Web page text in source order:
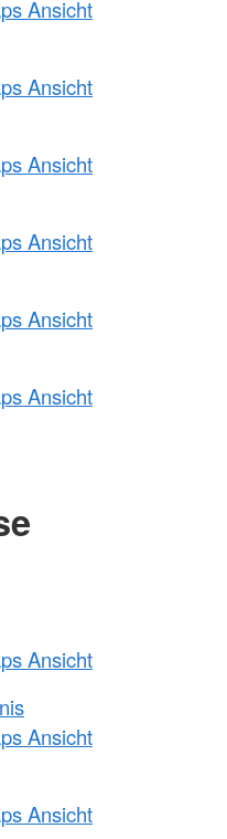
Ansicht
Ansicht
Ansicht
Ansicht
Ansicht
Ansicht
Ansicht
Ansicht
Ansicht